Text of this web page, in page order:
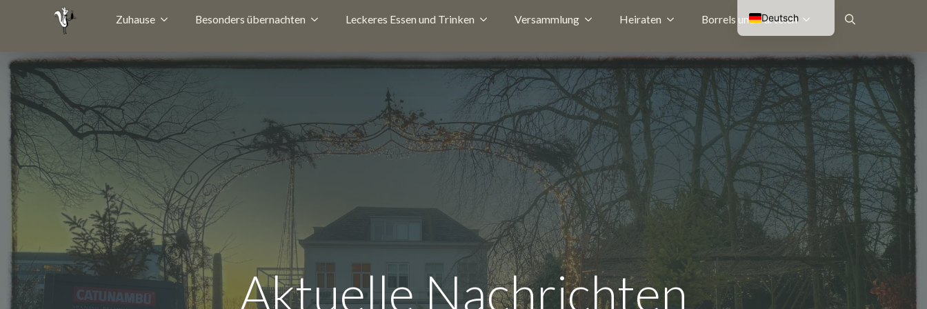
Zuhause Besonders übernachten Leckeres Essen und Trinken Versammlung Heiraten Borrels und Parteien
nach:
Aktuelle Nachrichten
Deutsch
Nederlands
Français